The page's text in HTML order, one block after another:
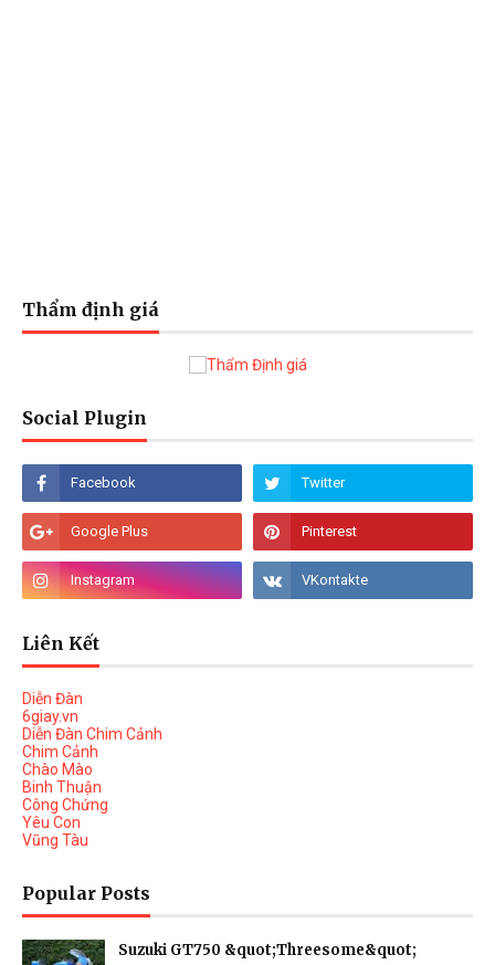
Thẩm định giá
Social Plugin
Liên Kết
Diễn Đàn
6giay.vn
Diễn Đàn Chim Cảnh
Chim Cảnh
Chào Mào
Binh Thuận
Công Chứng
Yêu Con
Vũng Tàu
Popular Posts
Suzuki GT750 &quot;Threesome&quot;